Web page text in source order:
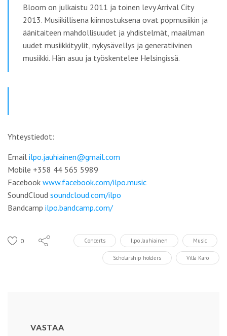
Bloom on julkaistu 2011 ja toinen levy Arrival City
2013. Musiikillisena kiinnostuksena ovat popmusiikin ja
äänitaiteen mahdollisuudet ja yhdistelmät, maailman
uudet musiikkityylit, nykysävellys ja generatiivinen
musiikki. Hän asuu ja työskentelee Helsingissä.
Yhteystiedot:
Email ilpo.jauhiainen@gmail.com
Mobile +358 44 565 5989
Facebook www.facebook.com/ilpo.music
SoundCloud soundcloud.com/ilpo
Bandcamp ilpo.bandcamp.com/
0 Concerts Ilpo Jauhiainen Music
Scholarship holders Villa Karo
VASTAA